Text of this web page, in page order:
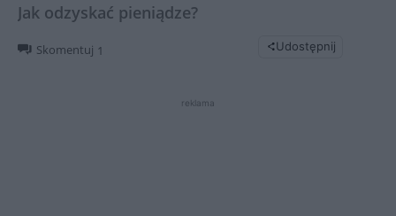
Jak odzyskać pieniądze?
Skomentuj 1 Udostępnij
reklama